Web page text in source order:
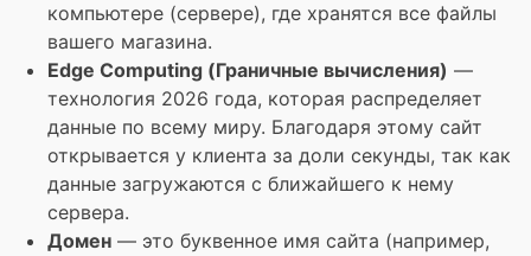
компьютере (сервере), где хранятся все файлы
вашего магазина.
Edge Computing (Граничные вычисления) —
технология 2026 года, которая распределяет
данные по всему миру. Благодаря этому сайт
открывается у клиента за доли секунды, так как
данные загружаются с ближайшего к нему
сервера.
Домен — это буквенное имя сайта (например,